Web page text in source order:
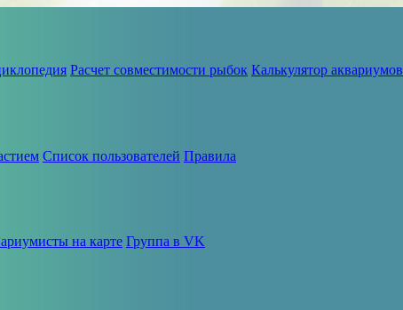
Расчет совместимости рыбок Калькулятор аквариумов
Список пользователей Правила
на карте Группа в VK